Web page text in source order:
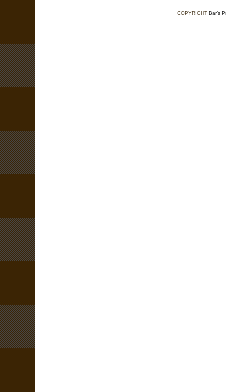
COPYRIGHT Bar’s